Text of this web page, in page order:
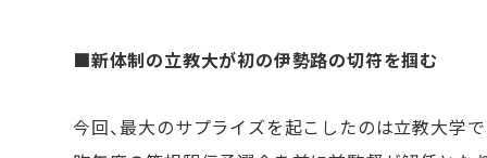
■新体制の立教大が初の伊勢路の切符を掴む
今回、最大のサプライズを起こしたのは立教大学